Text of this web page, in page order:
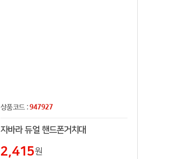
상품코드 :947927
자바라 듀얼 핸드폰거치대
2,415원